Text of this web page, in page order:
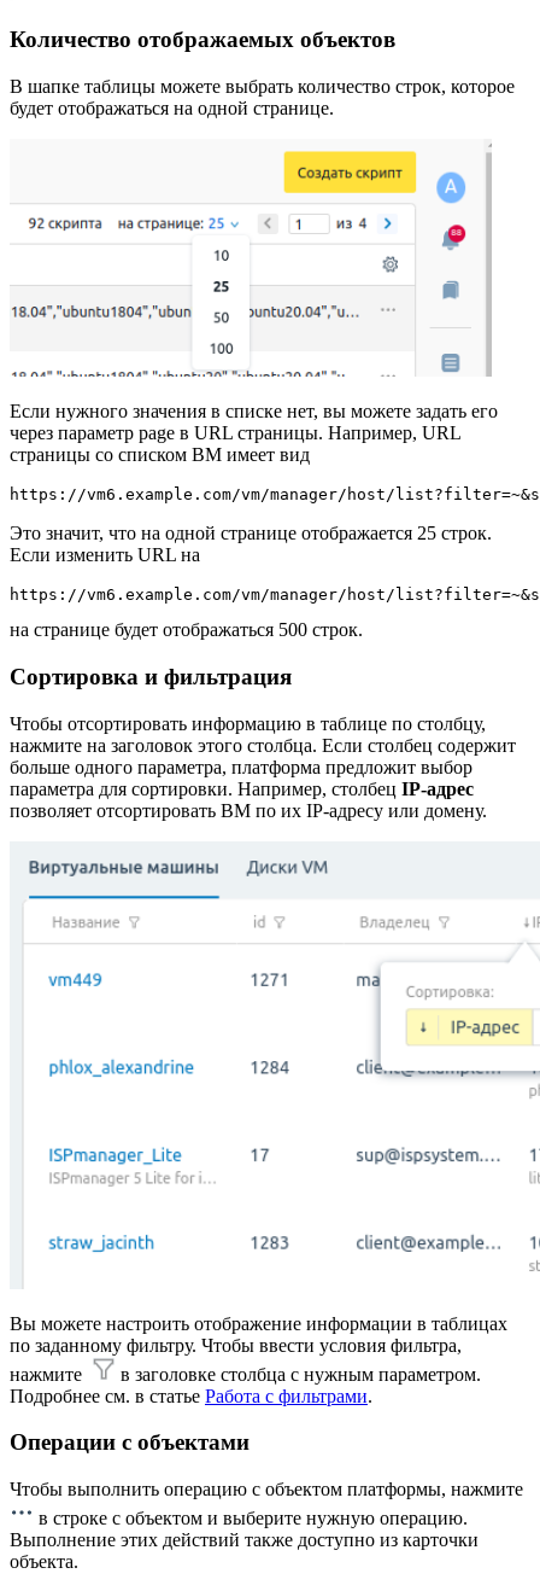
Количество отображаемых объектов
В шапке таблицы можете выбрать количество строк, которое
будет отображаться на одной странице.
Если нужного значения в списке нет, вы можете задать его
через параметр page в URL страницы. Например, URL
страницы со списком ВМ имеет вид
https://vm6.example.com/vm/manager/host/
Это значит, что на одной странице отображается 25 строк.
Если изменить URL на
https://vm6.example.com/vm/manager/host/
на странице будет отображаться 500 строк.
Сортировка и фильтрация
Чтобы отсортировать информацию в таблице по столбцу,
нажмите на заголовок этого столбца. Если столбец содержит
больше одного параметра, платформа предложит выбор
параметра для сортировки. Например, столбец IP-адрес
позволяет отсортировать ВМ по их IP-адресу или домену.
Вы можете настроить отображение информации в таблицах
по заданному фильтру. Чтобы ввести условия фильтра,
нажмите
в заголовке столбца с нужным параметром.
Подробнее см. в статье Работа с фильтрами.
Операции с объектами
Чтобы выполнить операцию с объектом платформы, нажмите
в строке с объектом и выберите нужную операцию.
Выполнение этих действий также доступно из карточки
объекта.